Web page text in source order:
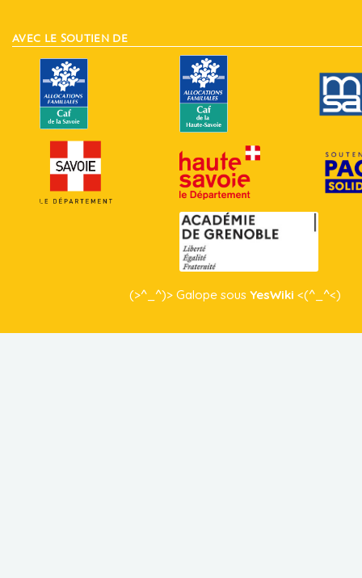
AVEC LE SOUTIEN DE
(>^_^)> Galope sousYesWiki <(^_^<)